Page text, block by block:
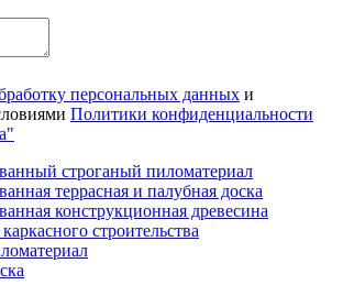
персональных данных и
Политики конфиденциальности
строганый пиломатериал
террасная и палубная доска
конструкционная древесина
строительства